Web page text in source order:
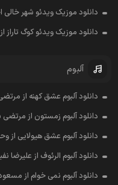
دانلود موزیک ویدئو شهر خالی
دانلود موزیک ویدئو کوگ تاراز
آلبوم
دانلود آلبوم عشق کهنه از
دانلود آلبوم زمستون از
دانلود آلبوم عشق هیولایی از
دانلود آلبوم الرئوف از علیرضا
دانلود آلبوم نمی خوام از